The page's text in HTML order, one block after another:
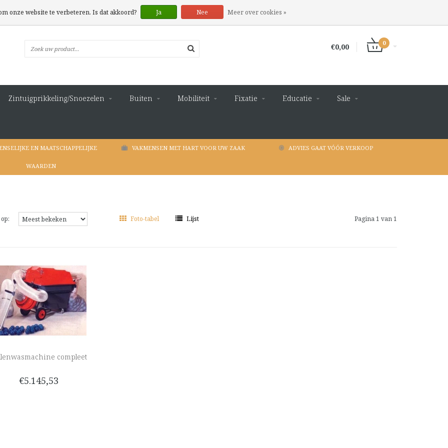
€0,00 0
Zintuigprikkeling/Snoezelen Buiten Mobiliteit Fixatie Educatie Sale
EN MAATSCHAPPELIJKE
WAARDEN
VAKMENSEN MET HART VOOR UW ZAAK ADVIES GAAT VÓÓR VERKOOP
Foto-tabel Lijst Pagina 1 van 1
compleet
€5.145,53
onze website te verbeteren. Is dat akkoord? Ja Nee Meer over cookies »